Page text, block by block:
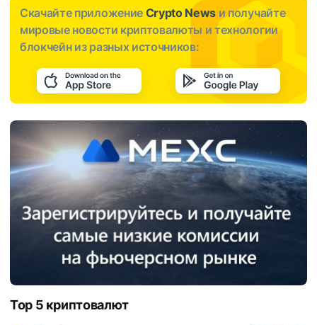
Скачайте приложение Crypto News и получайте
мировые новости криптовалюты и технологии
блокчейн из разных источников:
Top 5 криптовалют